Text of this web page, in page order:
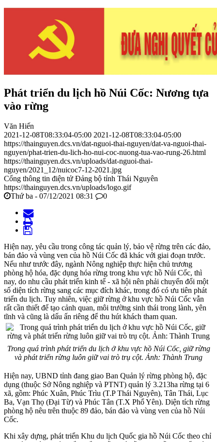
Phát triển du lịch hồ Núi Cốc: Nương tựa
vào rừng
Văn Hiến
2021-12-08T08:33:04-05:00 2021-12-08T08:33:04-05:00
https://thainguyen.dcs.vn/dat-nguoi-thai-nguyen/dat-va-nguoi-thai-
nguyen/phat-trien-du-lich-ho-nui-coc-nuong-tua-vao-rung-26.html
https://thainguyen.dcs.vn/uploads/dat-nguoi-thai-
nguyen/2021_12/nuicoc7-12-2021.jpg
Cổng thông tin điện tử Đảng bộ tỉnh Thái Nguyên
https://thainguyen.dcs.vn/uploads/logo.gif
Thứ ba - 07/12/2021 08:31
0
Hiện nay, yêu cầu trong công tác quản lý, bảo vệ rừng trên các đảo,
bán đảo và vùng ven của hồ Núi Cốc đã khác với giai đoạn trước.
Nếu như trước đây, ngành Nông nghiệp thực hiện chủ trương
phòng hộ hóa, đặc dụng hóa rừng trong khu vực hồ Núi Cốc, thì
nay, do nhu cầu phát triển kinh tế - xã hội nên phải chuyển đổi một
số diện tích rừng sang các mục đích khác, trong đó có ưu tiên phát
triển du lịch. Tuy nhiên, việc giữ rừng ở khu vực hồ Núi Cốc vẫn
rất cần thiết để tạo cảnh quan, môi trường sinh thái trong lành, yên
tĩnh và cũng là dấu ấn riêng để thu hút khách tham quan.
Trong quá trình phát triển du lịch ở khu vực hồ Núi Cốc, giữ rừng
và phát triển rừng luôn giữ vai trò trụ cột. Ảnh: Thành Trung
Hiện nay, UBND tỉnh đang giao Ban Quản lý rừng phòng hộ, đặc
dụng (thuộc Sở Nông nghiệp và PTNT) quản lý 3.213ha rừng tại 6
xã, gồm: Phúc Xuân, Phúc Trìu (T.P Thái Nguyên), Tân Thái, Lục
Ba, Vạn Thọ (Đại Từ) và Phúc Tân (T.X Phổ Yên). Diện tích rừng
phòng hộ nêu trên thuộc 89 đảo, bán đảo và vùng ven của hồ Núi
Cốc.
Khi xây dựng, phát triển Khu du lịch Quốc gia hồ Núi Cốc theo chỉ